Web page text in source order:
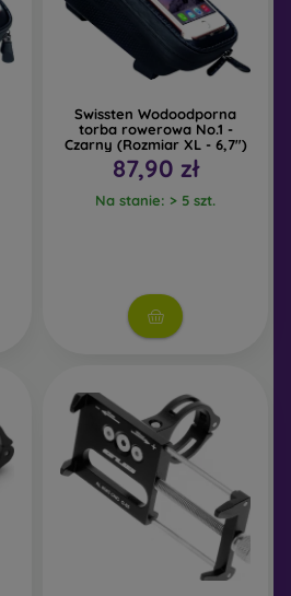
Swissten Wodoodporna
torba rowerowa No.1 -
Czarny (Rozmiar XL - 6,7")
87,90 zł
Na stanie: > 5 szt.